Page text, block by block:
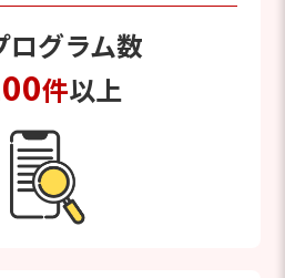
ログラム数
件以上